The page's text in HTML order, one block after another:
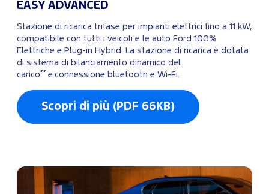
EASY ADVANCED
Stazione di ricarica trifase per impianti elettrici fino a 11 kW,
compatibile con tutti i veicoli e le auto Ford 100%
Elettriche e Plug-in Hybrid. La stazione di ricarica è dotata
di sistema di bilanciamento dinamico del
carico** e connessione bluetooth e Wi-Fi.
Scopri di più (PDF 66KB)